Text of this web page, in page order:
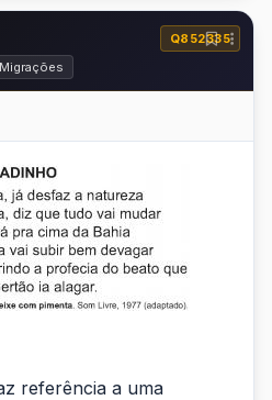
Q852335
Migrações
referência a uma